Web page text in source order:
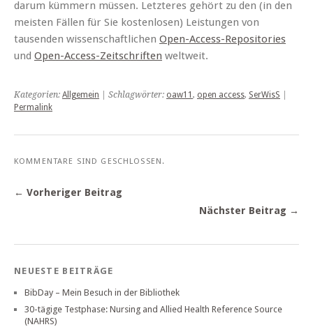
darum kümmern müssen. Letzteres gehört zu den (in den
meisten Fällen für Sie kostenlosen) Leistungen von
tausenden wissenschaftlichen Open-Access-Repositories
und Open-Access-Zeitschriften weltweit.
Kategorien: Allgemein | Schlagwörter: oaw11 , open access, SerWisS
Permalink
KOMMENTARE SIND GESCHLOSSEN.
← Vorheriger Beitrag
Nächster Beitrag →
NEUESTE BEITRÄGE
BibDay – Mein Besuch in der Bibliothek
30-tägige Testphase: Nursing and Allied Health Reference Source
(NAHRS)